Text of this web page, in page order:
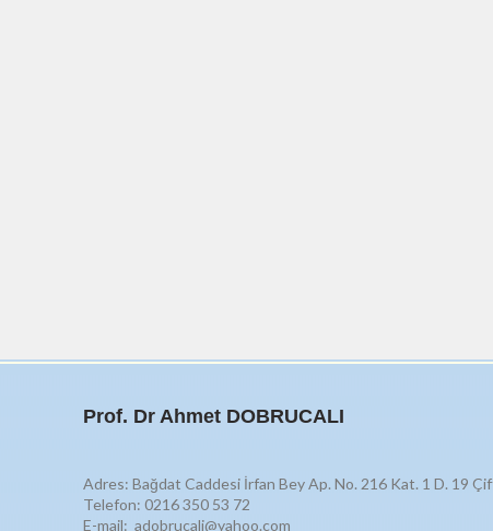
Prof. Dr Ahmet DOBRUCALI
Adres: Bağdat Caddesi İrfan Bey Ap. No. 216 Kat. 1 D. 19
Telefon: 0216 350 53 72
E-mail: adobrucali@yahoo.com